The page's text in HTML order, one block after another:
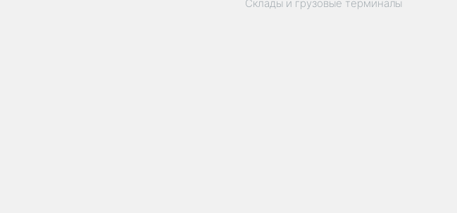
Склады и грузовые терминалы